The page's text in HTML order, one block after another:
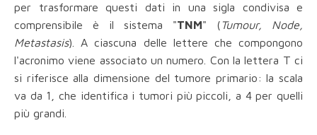
per trasformare questi dati in una sigla condivisa e
comprensibile è il sistema "TNM" ( Tumour, Node,
Metastasis). A ciascuna delle lettere che compongono
l'acronimo viene associato un numero. Con la lettera T ci
si riferisce alla dimensione del tumore primario: la scala
va da 1, che identifica i tumori più piccoli, a 4 per quelli
più grandi.